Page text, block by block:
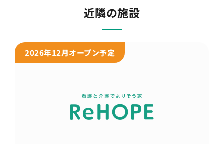
近隣の施設
2026年12月オープン予定